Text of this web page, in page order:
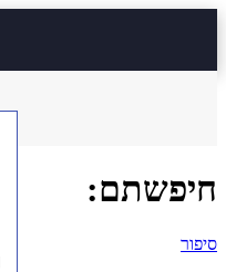
חיפשתם:
סיפור